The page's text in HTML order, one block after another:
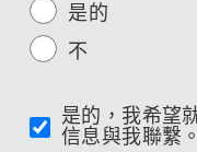
是的
不
是的，我希望
信息與我聯繫。